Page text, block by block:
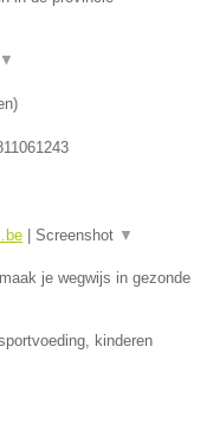
▼
)
| Screenshot ▼
je wegwijs in gezonde
kinderen